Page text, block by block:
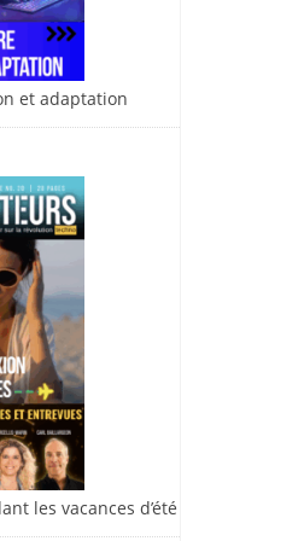
et adaptation
les vacances d’été